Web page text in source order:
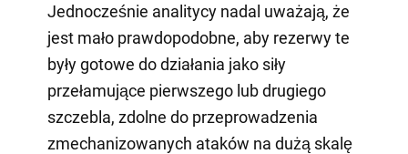
Jednocześnie analitycy nadal uważają, że
jest mało prawdopodobne, aby rezerwy te
były gotowe do działania jako siły
przełamujące pierwszego lub drugiego
szczebla, zdolne do przeprowadzenia
zmechanizowanych ataków na dużą skalę